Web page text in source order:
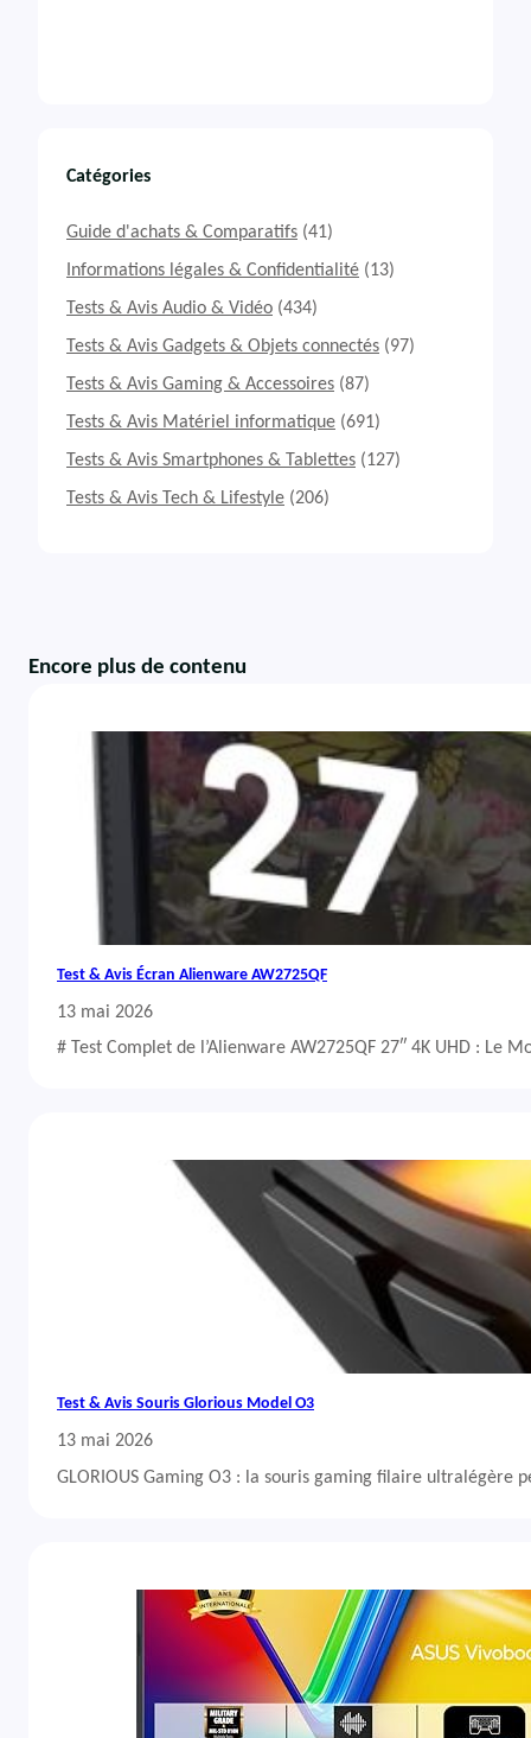
Catégories
Guide d'achats & Comparatifs (41)
Informations légales & Confidentialité (13)
Tests & Avis Audio & Vidéo (434)
Tests & Avis Gadgets & Objets connectés (97)
Tests & Avis Gaming & Accessoires (87)
Tests & Avis Matériel informatique (691)
Tests & Avis Smartphones & Tablettes (127)
Tests & Avis Tech & Lifestyle (206)
Encore plus de contenu
Test & Avis Écran Alienware AW2725QF
13 mai 2026
# Test Complet de l’Alienware AW2725QF 27″ 4K UHD : Le
Test & Avis Souris Glorious Model O3
13 mai 2026
GLORIOUS Gaming O3 : la souris gaming filaire ultralégère